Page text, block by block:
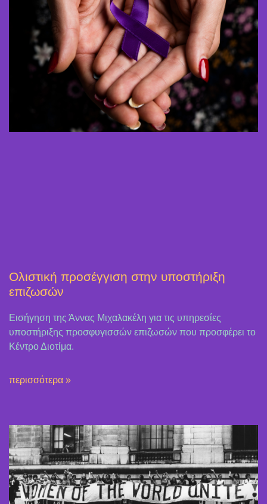
Ολιστική προσέγγιση στην υποστήριξη
επιζωσών
Εισήγηση της Άννας Μιχαλακέλη για τις υπηρεσίες
υποστήριξης προσφυγισσών επιζωσών που προσφέρει το
Κέντρο Διοτίμα.
περισσότερα »